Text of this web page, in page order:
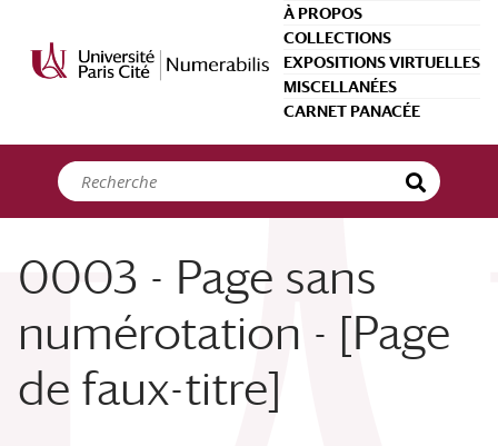
À PROPOS
COLLECTIONS
EXPOSITIONS VIRTUELLES
MISCELLANÉES
CARNET PANACÉE
0003 - Page sans
numérotation - [Page
de faux-titre]